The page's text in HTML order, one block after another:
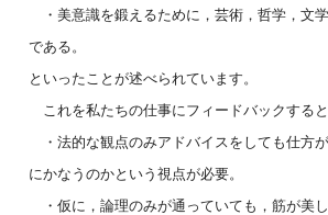
・美意識を鍛えるために，芸術，哲学，文
である。
といったことが述べられています。
これを私たちの仕事にフィードバックすると
・法的な観点のみアドバイスをしても仕方
にかなうのかという視点が必要。
・仮に，論理のみが通っていても，筋が美